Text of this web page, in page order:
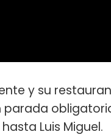
y su
parada
Luis Miguel.